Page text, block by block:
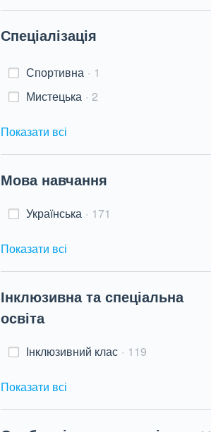
Спеціалізація
Спортивна
1
Мистецька
2
Показати всі
Мова навчання
Українська 171
Показати всі
Інклюзивна та спеціальна
освіта
Інклюзивний клас 119
Показати всі